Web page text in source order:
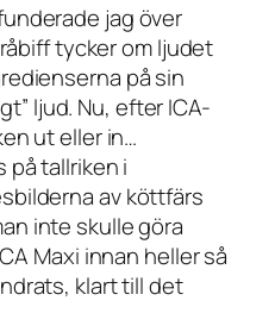
jag över
tycker om ljudet
på sin
ljud. Nu, efter ICA-
ut eller in…
på tallriken i
av köttfärs
inte skulle göra
Maxi innan heller så
klart till det